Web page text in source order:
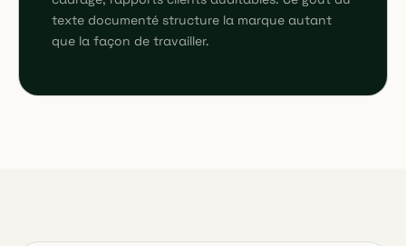
texte documenté structure la marque autant
que la façon de travailler.